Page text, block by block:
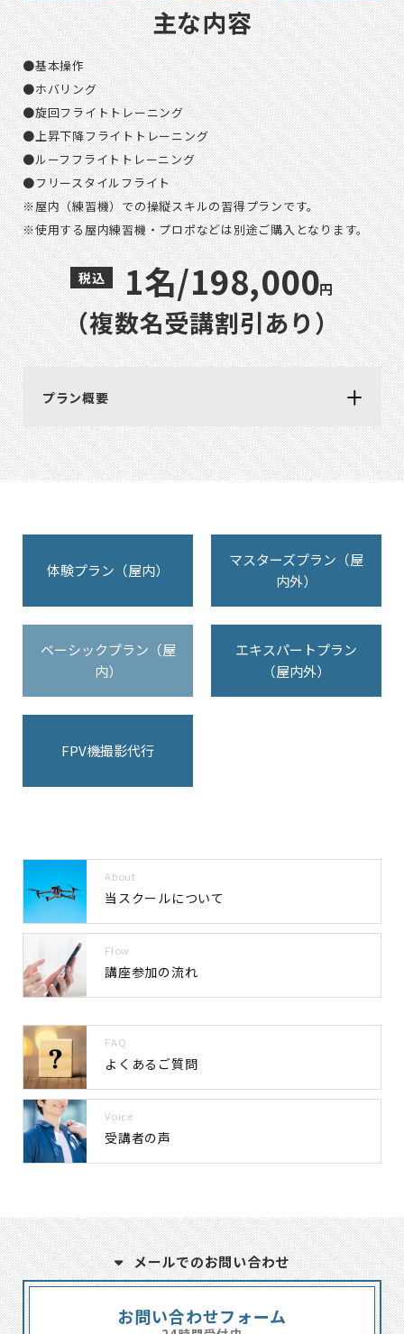
主な内容
●基本操作
●ホバリング
●旋回フライトトレーニング
●上昇下降フライトトレーニング
●ルーフフライトトレーニング
●フリースタイルフライト
※屋内（練習機）での操縦スキルの習得プランです。
※使用する屋内練習機・プロポなどは別途ご購入となります。
1名/198,000円
（複数名受講割引あり）
プラン概要
体験プラン（屋内）
マスターズプラン（屋
内外）
ベーシックプラン（屋
内）
エキスパートプラン
（屋内外）
FPV機撮影代行
About
当スクールについて
Flow
講座参加の流れ
FAQ
よくあるご質問
Voice
受講者の声
メールでのお問い合わせ
お問い合わせフォーム